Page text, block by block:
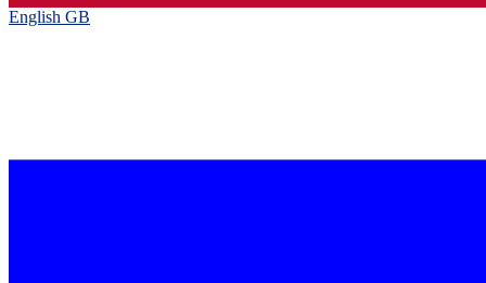
English GB‎